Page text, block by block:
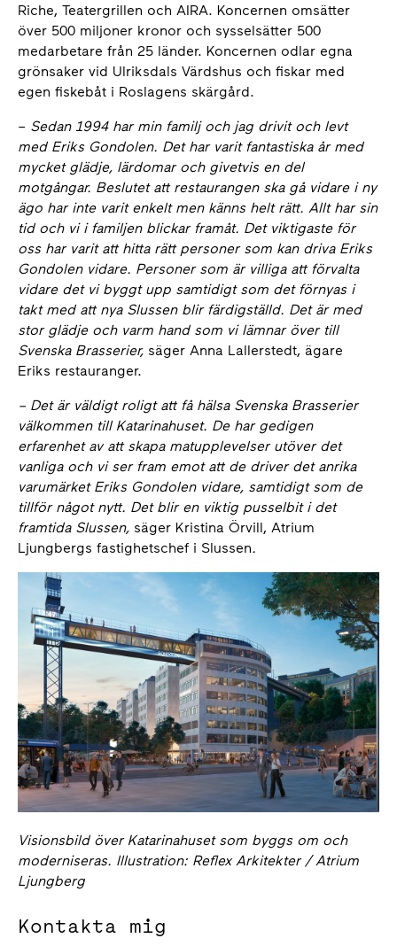
Riche, Teatergrillen och AIRA. Koncernen omsätter
över 500 miljoner kronor och sysselsätter 500
medarbetare från 25 länder. Koncernen odlar egna
grönsaker vid Ulriksdals Värdshus och fiskar med
egen fiskebåt i Roslagens skärgård.
– Sedan 1994 har min familj och jag drivit och levt
med Eriks Gondolen. Det har varit fantastiska år med
mycket glädje, lärdomar och givetvis en del
motgångar. Beslutet att restaurangen ska gå vidare i ny
ägo har inte varit enkelt men känns helt rätt. Allt har sin
tid och vi i familjen blickar framåt. Det viktigaste för
oss har varit att hitta rätt personer som kan driva Eriks
Gondolen vidare. Personer som är villiga att förvalta
vidare det vi byggt upp samtidigt som det förnyas i
takt med att nya Slussen blir färdigställd. Det är med
stor glädje och varm hand som vi lämnar över till
Svenska Brasserier, säger Anna Lallerstedt, ägare
Eriks restauranger.
– Det är väldigt roligt att få hälsa Svenska Brasserier
välkommen till Katarinahuset. De har gedigen
erfarenhet av att skapa matupplevelser utöver det
vanliga och vi ser fram emot att de driver det anrika
varumärket Eriks Gondolen vidare, samtidigt som de
tillför något nytt. Det blir en viktig pusselbit i det
framtida Slussen, säger Kristina Örvill, Atrium
Ljungbergs fastighetschef i Slussen.
Visionsbild över Katarinahuset som byggs om och
moderniseras. Illustration: Reflex Arkitekter / Atrium
Ljungberg
Kontakta mig